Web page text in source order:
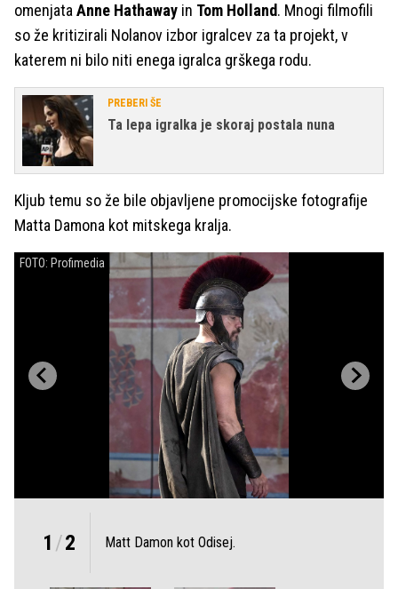
omenjata Anne Hathaway in Tom Holland. Mnogi filmofili
so že kritizirali Nolanov izbor igralcev za ta projekt, v
katerem ni bilo niti enega igralca grškega rodu.
PREBERI ŠE
Ta lepa igralka je skoraj postala nuna
Kljub temu so že bile objavljene promocijske fotografije
Matta Damona kot mitskega kralja.
FOTO: Profimedia
1 /2 Matt Damon kot Odisej.